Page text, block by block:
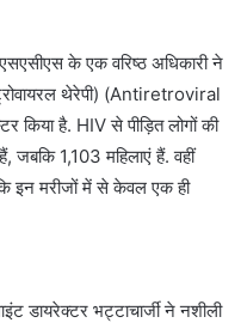
के एक वरिष्ठ अधिकारी ने
थेरेपी) (Antiretroviral
किया है. HIV से पीड़ित लोगों की
1,103 महिलाएं हैं. वहीं
इन मरीजों में से केवल एक ही
डायरेक्टर भट्टाचार्जी ने नशीली